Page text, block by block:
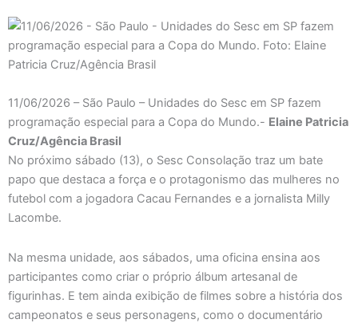
11/06/2026 – São Paulo – Unidades do Sesc em SP fazem
programação especial para a Copa do Mundo.- Elaine Patricia
Cruz/Agência Brasil
No próximo sábado (13), o Sesc Consolação traz um bate
papo que destaca a força e o protagonismo das mulheres no
futebol com a jogadora Cacau Fernandes e a jornalista Milly
Lacombe.
Na mesma unidade, aos sábados, uma oficina ensina aos
participantes como criar o próprio álbum artesanal de
figurinhas. E tem ainda exibição de filmes sobre a história dos
campeonatos e seus personagens, como o documentário